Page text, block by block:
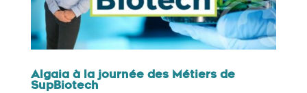
Algaia à la journée des Métiers de
SupBiotech